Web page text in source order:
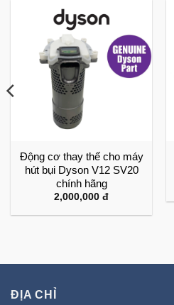
Động cơ thay thế cho máy
hút bụi Dyson V12 SV20
chính hãng
2,000,000 đ
ĐỊA CHỈ